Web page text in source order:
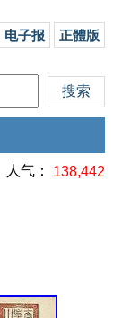
电子报 正體版
人气： 138,442